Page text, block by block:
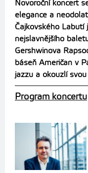
Novoroční koncert
elegance a
Čajkovského Labutí
nejslavnějšího
Gershwinova
báseň Američan v
jazzu a okouzlí
Program koncertu